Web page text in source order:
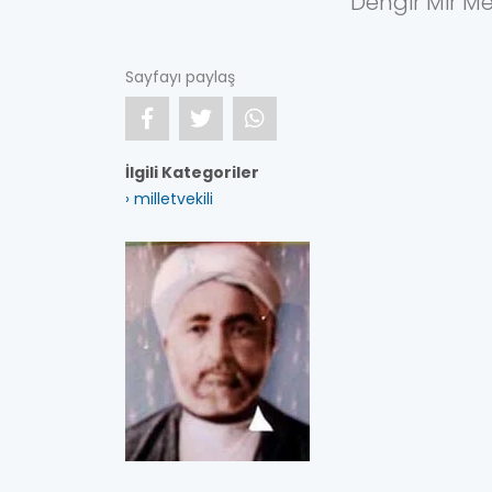
Sayfayı paylaş
İlgili Kategoriler
› milletvekili